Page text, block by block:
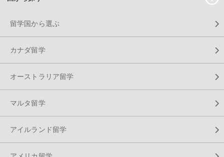
留学国から選ぶ
カナダ留学
オーストラリア留学
マルタ留学
アイルランド留学